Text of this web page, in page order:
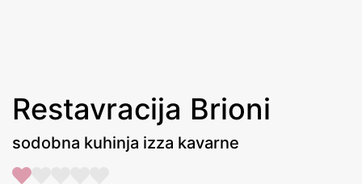
Restavracija Brioni
sodobna kuhinja izza kavarne